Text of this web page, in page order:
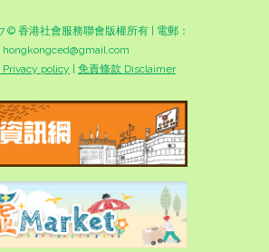
© 香港社會服務聯會版權所有 | 電郵：
hongkongced@gmail.com
policy | 免責條款 Disclaimer